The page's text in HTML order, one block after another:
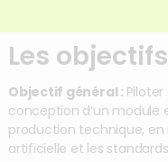
Les
Objectif général :
conception d’un module
production technique, en
artificielle et les